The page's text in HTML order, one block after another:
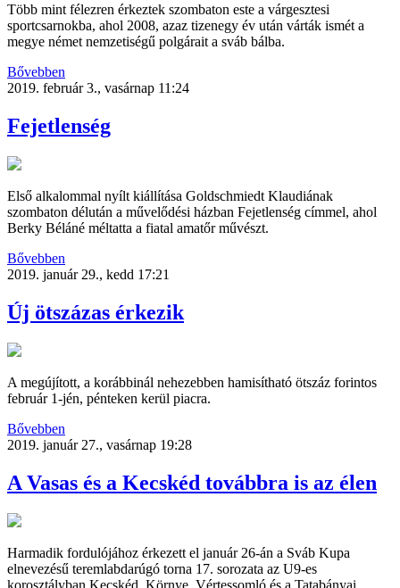
Több mint félezren érkeztek szombaton este a várgesztesi
sportcsarnokba, ahol 2008, azaz tizenegy év után várták ismét a
megye német nemzetiségű polgárait a sváb bálba.
Bővebben
2019. február 3., vasárnap 11:24
Fejetlenség
Első alkalommal nyílt kiállítása Goldschmiedt Klaudiának
szombaton délután a művelődési házban Fejetlenség címmel, ahol
Berky Béláné méltatta a fiatal amatőr művészt.
Bővebben
2019. január 29., kedd 17:21
Új ötszázas érkezik
A megújított, a korábbinál nehezebben hamisítható ötszáz forintos
február 1-jén, pénteken kerül piacra.
Bővebben
2019. január 27., vasárnap 19:28
A Vasas és a Kecskéd továbbra is az élen
Harmadik fordulójához érkezett el január 26-án a Sváb Kupa
elnevezésű teremlabdarúgó torna 17. sorozata az U9-es
korosztályban Kecskéd, Környe, Vértessomló és a Tatabányai